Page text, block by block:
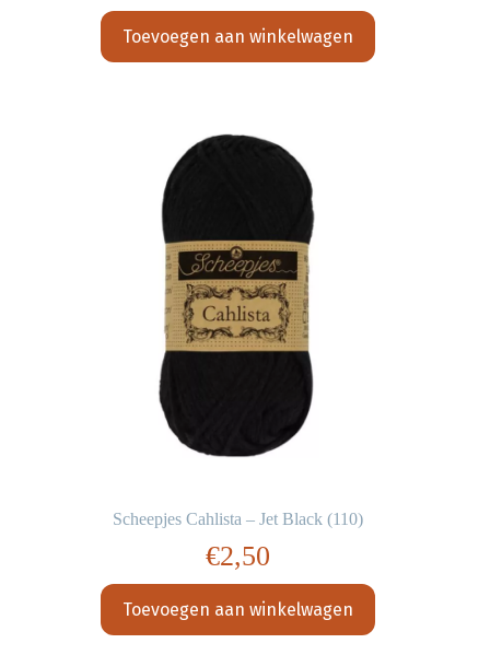
Toevoegen aan winkelwagen
Scheepjes Cahlista – Jet Black (110)
€2,50
Toevoegen aan winkelwagen